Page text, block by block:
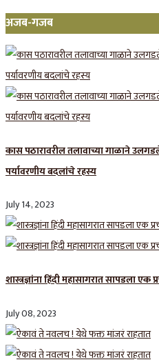
अजब-गजब
कास पठारावरील तलावाच्या गाळाने
पर्यावरणीय बदलांचे रहस्य
July 14, 2023
शास्त्रज्ञांना हिंदी महासागरात सापडला एक
July 08, 2023